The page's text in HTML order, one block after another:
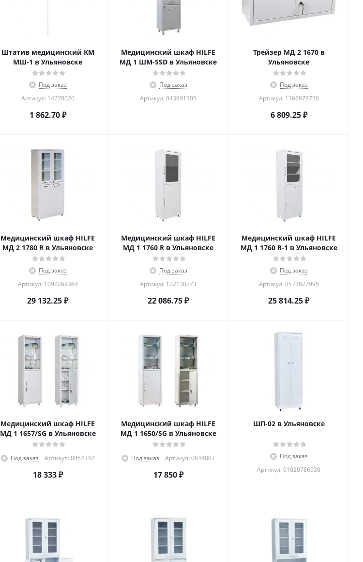
Штатив медицинский КМ
МШ-1 в Ульяновске
Под заказ
Артикул: 14778020
1 862.70₽
Медицинский шкаф HILFE
МД 1 ШМ-SSD в Ульяновске
Под заказ
Артикул: 043991705
Трейзер MД 2 1670 в
Ульяновске
Под заказ
Артикул: 1366879750
6 809.25₽
Медицинский шкаф HILFE
МД 2 1780 R в Ульяновске
Под заказ
Артикул: 1092269364
29 132.25₽
Медицинский шкаф HILFE
МД 1 1760 R в Ульяновске
Под заказ
Артикул: 122130773
22 086.75₽
Медицинский шкаф HILFE
МД 1 1760 R-1 в Ульяновске
Под заказ
Артикул: 0573827995
25 814.25₽
Медицинский шкаф HILFE
МД 1 1657/SG в Ульяновске
Под заказ Артикул: 0854342
18 333₽
Медицинский шкаф HILFE
МД 1 1650/SG в Ульяновске
Под заказ Артикул: 0844807
17 850₽
ШП-02 в Ульяновске
Под заказ
Артикул: 01020786930